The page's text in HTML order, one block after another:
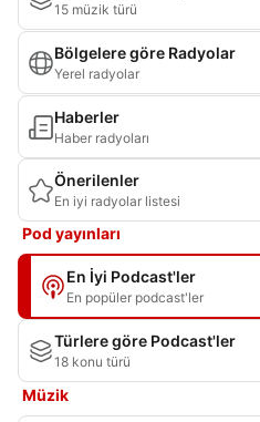
15 müzik türü
Bölgelere göre Radyolar
Yerel radyolar
Haberler
Haber radyoları
Önerilenler
En iyi radyolar listesi
Pod yayınları
En İyi Podcast'ler
En popüler podcast'ler
Türlere göre Podcast'ler
18 konu türü
Müzik